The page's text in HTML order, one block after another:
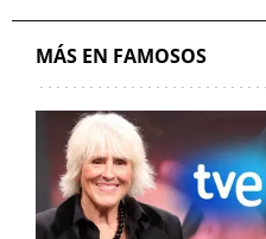
MÁS EN FAMOSOS